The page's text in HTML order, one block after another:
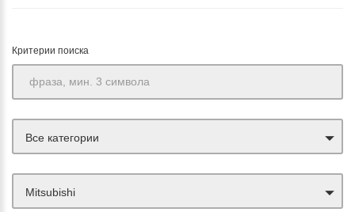
Критерии поиска
Все категории
Mitsubishi